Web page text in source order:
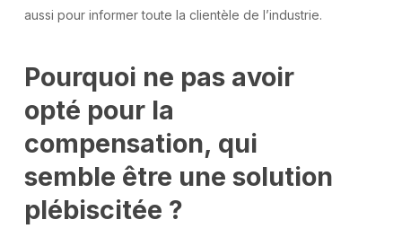
aussi pour informer toute la clientèle de l’industrie.
Pourquoi ne pas avoir
opté pour la
compensation, qui
semble être une solution
plébiscitée ?